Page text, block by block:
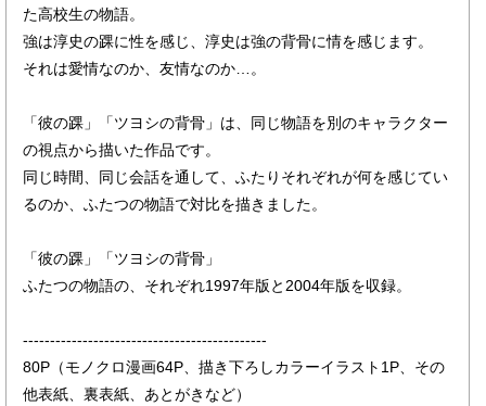
た高校生の物語。
強は淳史の踝に性を感じ、淳史は強の背骨に情を感じます。
それは愛情なのか、友情なのか…。
「彼の踝」「ツヨシの背骨」は、同じ物語を別のキャラクター
の視点から描いた作品です。
同じ時間、同じ会話を通して、ふたりそれぞれが何を感じてい
るのか、ふたつの物語で対比を描きました。
「彼の踝」「ツヨシの背骨」
ふたつの物語の、それぞれ1997年版と2004年版を収録。
---------------------------------------------
80P（モノクロ漫画64P、描き下ろしカラーイラスト1P、その
他表紙、裏表紙、あとがきなど）